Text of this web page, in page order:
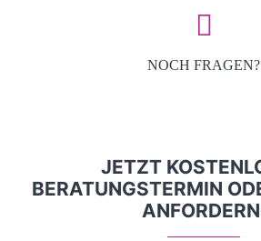
NOCH FRAGEN?
JETZT
BERATUNGSTERMIN